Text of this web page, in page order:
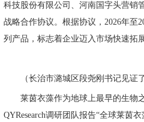
科技股份有限公司、河南国字头营销
战略合作协议。根据协议，2026年至
列产品，标志着企业迈入市场快速拓
（长治市潞城区段尧刚书记见证
莱茵衣藻作为地球上最早的生物
QYResearch调研团队报告“全球莱茵